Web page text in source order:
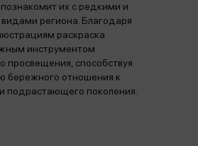
познакомит их с редкими и
региона. Благодаря
раскраска
инструментом
просвещения, способствуя
бережного отношения к
подрастающего поколения.